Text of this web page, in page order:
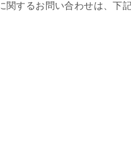
関するお問い合わせは、下